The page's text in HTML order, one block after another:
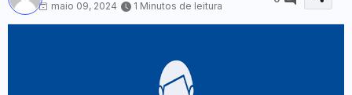
maio 09, 2024
1 Minutos de leitura